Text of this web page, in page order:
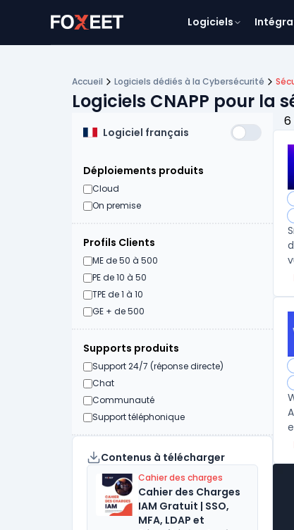
Logiciels
Accueil Logiciels dédiés à la Cybersécurité
Logiciels CNAPP pour la
Logiciel français
Déploiements produits
Cloud
On premise
Profils Clients
ME de 50 à 500
PE de 10 à 50
TPE de 1 à 10
GE + de 500
Supports produits
Support 24/7 (réponse directe)
Chat
Communauté
Support téléphonique
Contenus à télécharger
Cahier des charges
Cahier des Charges
IAM Gratuit | SSO,
MFA, LDAP et
6